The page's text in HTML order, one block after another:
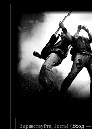
Здравствуйте, Гость! (Вход